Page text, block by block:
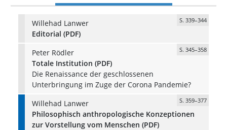
Willehad Lanwer S. 339–344
Editorial (PDF)
Peter Rödler
S. 345–358
Totale Institution (PDF)
Die Renaissance der geschlossenen
Unterbringung im Zuge der Corona Pandemie?
Willehad Lanwer
S. 359–377
Philosophisch anthropologische Konzeptionen
zur Vorstellung vom Menschen (PDF)